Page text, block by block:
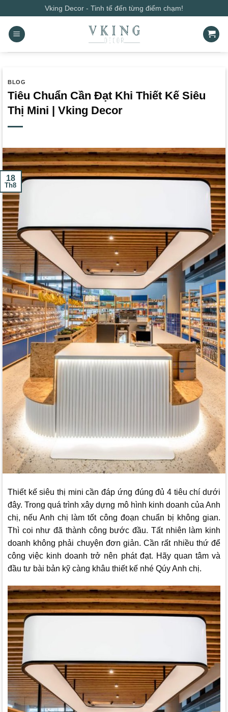
qua
nội
dung
Vking Decor - Tinh tế đến từng điểm chạm!
BLOG
Tiêu Chuẩn Cần Đạt Khi Thiết Kế Siêu
Thị Mini | Vking Decor
18
Th8
Thiết kế siêu thị mini cần đáp ứng đúng đủ 4 tiêu chí dưới
đây. Trong quá trình xây dựng mô hình kinh doanh của Anh
chị, nếu Anh chị làm tốt công đoạn chuẩn bị không gian.
Thì coi như đã thành công bước đầu. Tất nhiên làm kinh
doanh không phải chuyện đơn giản. Cần rất nhiều thứ để
công việc kinh doanh trở nên phát đạt. Hãy quan tâm và
đầu tư bài bản kỹ càng khâu thiết kế nhé Qúy Anh chị.